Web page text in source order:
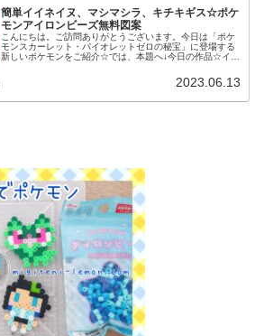
簡単イイネイヌ、マシマシラ、キチキギス☆ポケ
モンアイロンビーズ無料図案
こんにちは。ご訪問ありがとうございます。今日は「ポケ
モンスカーレット・バイオレットゼロの秘宝」に登場する
新しいポケモンをご紹介☆では、本題へ↓今日の作品☆イイ
2023.06.13